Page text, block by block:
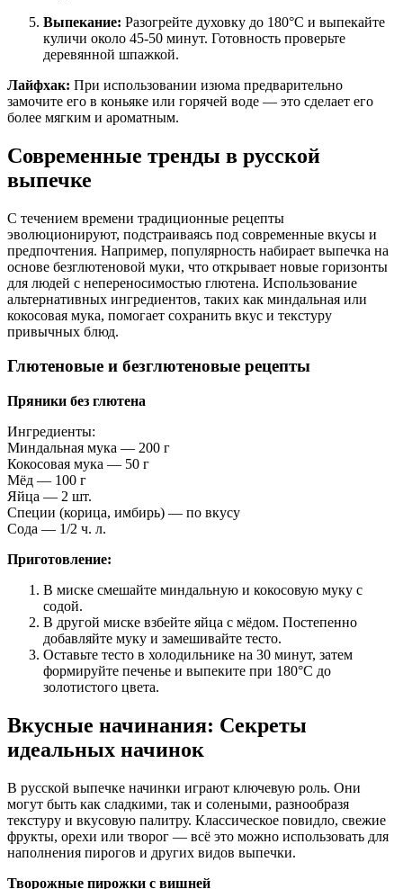
Выпекание: Разогрейте духовку до 180°C и выпекайте
куличи около 45-50 минут. Готовность проверьте
деревянной шпажкой.
Лайфхак: При использовании изюма предварительно
замочите его в коньяке или горячей воде — это сделает его
более мягким и ароматным.
Современные тренды в русской
выпечке
С течением времени традиционные рецепты
эволюционируют, подстраиваясь под современные вкусы и
предпочтения. Например, популярность набирает выпечка на
основе безглютеновой муки, что открывает новые горизонты
для людей с непереносимостью глютена. Использование
альтернативных ингредиентов, таких как миндальная или
кокосовая мука, помогает сохранить вкус и текстуру
привычных блюд.
Глютеновые и безглютеновые рецепты
Пряники без глютена
Ингредиенты:
Миндальная мука — 200 г
Кокосовая мука — 50 г
Мёд — 100 г
Яйца — 2 шт.
Специи (корица, имбирь) — по вкусу
Сода — 1/2 ч. л.
Приготовление:
В миске смешайте миндальную и кокосовую муку с
содой.
В другой миске взбейте яйца с мёдом. Постепенно
добавляйте муку и замешивайте тесто.
Оставьте тесто в холодильнике на 30 минут, затем
формируйте печенье и выпеките при 180°C до
золотистого цвета.
Вкусные начинания: Секреты
идеальных начинок
В русской выпечке начинки играют ключевую роль. Они
могут быть как сладкими, так и солеными, разнообразя
текстуру и вкусовую палитру. Классическое повидло, свежие
фрукты, орехи или творог — всё это можно использовать для
наполнения пирогов и других видов выпечки.
Творожные пирожки с вишней